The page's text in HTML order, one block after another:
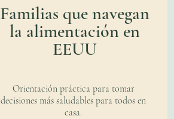
Familias que navegan
la alimentación en
EEUU
Orientación práctica para tomar
decisiones más saludables para todos en
casa.